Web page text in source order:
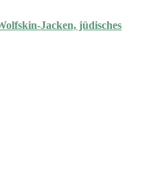
Jacken, jüdisches